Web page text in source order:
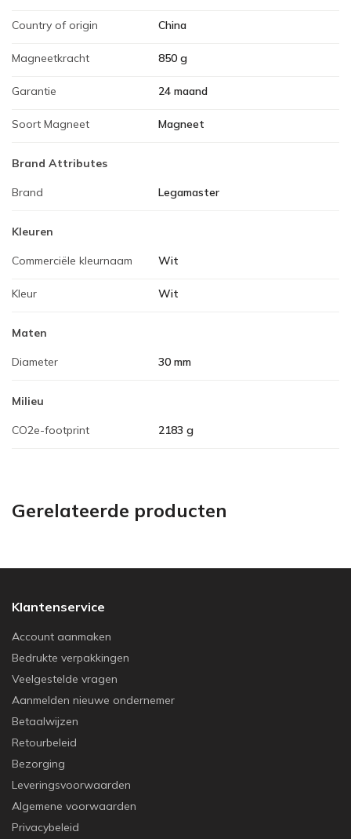
Country of origin China
Magneetkracht 850 g
Garantie 24 maand
Soort Magneet Magneet
Brand Attributes
Brand Legamaster
Kleuren
Commerciële kleurnaam Wit
Kleur Wit
Maten
Diameter 30 mm
Milieu
CO2e-footprint 2183 g
Gerelateerde producten
Klantenservice
Account aanmaken
Bedrukte verpakkingen
Veelgestelde vragen
Aanmelden nieuwe ondernemer
Betaalwijzen
Retourbeleid
Bezorging
Leveringsvoorwaarden
Algemene voorwaarden
Privacybeleid